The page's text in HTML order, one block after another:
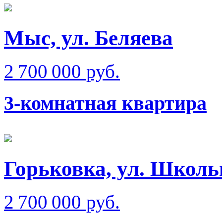
Мыс, ул. Беляева
2 700 000 руб.
3-комнатная квартира
Горьковка, ул.
2 700 000 руб.